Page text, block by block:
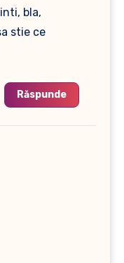
bla,
stie ce
Răspunde